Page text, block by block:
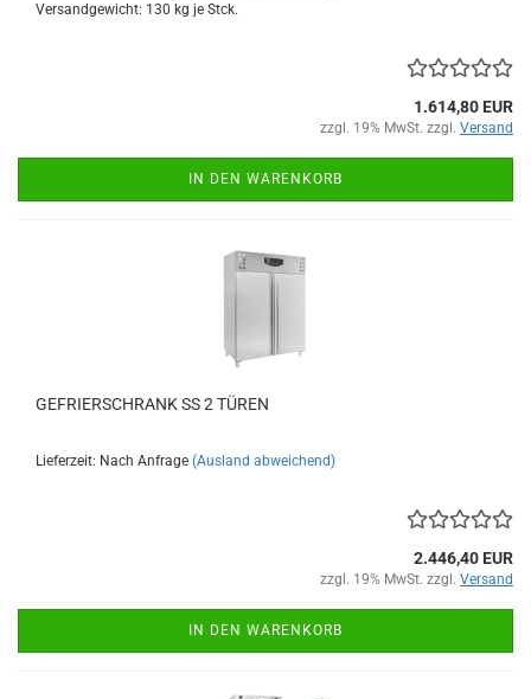
Versandgewicht: 130 kg je Stck.
1.614,80 EUR
zzgl. 19% MwSt. zzgl. Versand
IN DEN WARENKORB
GEFRIERSCHRANK SS 2 TÜREN
Lieferzeit: Nach Anfrage (Ausland abweichend)
2.446,40 EUR
zzgl. 19% MwSt. zzgl. Versand
IN DEN WARENKORB